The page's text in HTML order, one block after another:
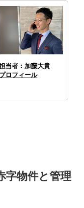
当者：加藤大貴
プロフィール
字物件と管理